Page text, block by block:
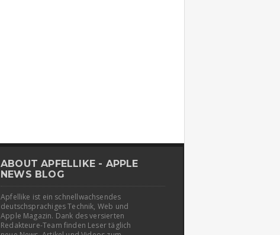
ABOUT APFELLIKE - APPLE
NEWS BLOG
Apfellike ist ein schnellwachsendes
deutschsprachiges Technik, Web und
Apple Magazin. Dank des versierten
Redakteure-Team finden Leser täglich